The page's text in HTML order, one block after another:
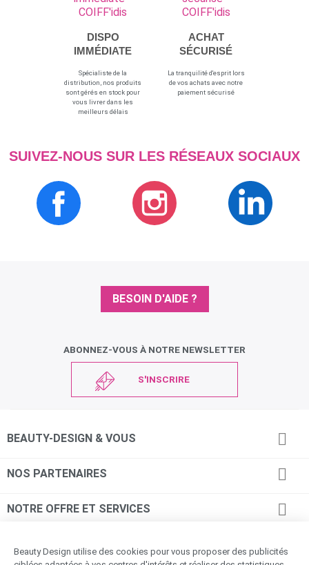
DISPO
IMMÉDIATE
Spécialiste de la
distribution, nos produits
sont gérés en stock pour
vous livrer dans les
meilleurs délais
ACHAT
SÉCURISÉ
La tranquilité d'esprit lors
de vos achats avec notre
paiement sécurisé
SUIVEZ-NOUS SUR LES RÉSEAUX SOCIAUX
BESOIN D'AIDE ?
ABONNEZ-VOUS À NOTRE NEWSLETTER
S'INSCRIRE
BEAUTY-DESIGN & VOUS 
NOS PARTENAIRES 
NOTRE OFFRE ET SERVICES 
